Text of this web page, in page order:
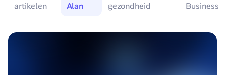
artikelen
Alan
gezondheid
Business